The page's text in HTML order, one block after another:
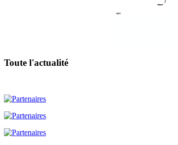
Toute l'actualité